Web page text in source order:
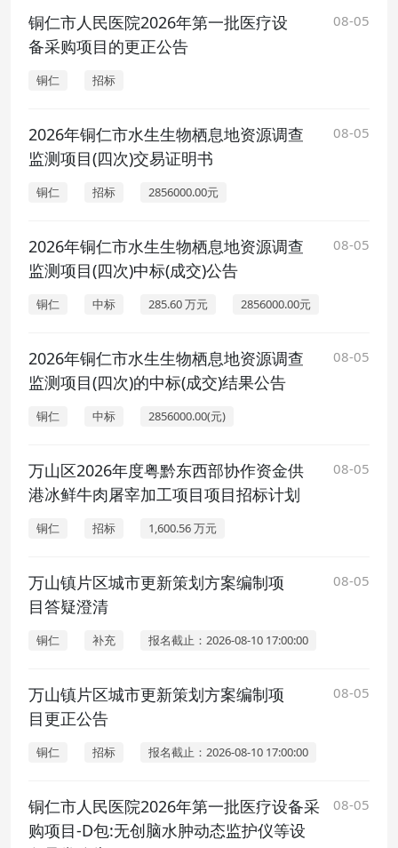
铜仁市人民医院2026年第一批医疗设
备采购项目的更正公告
08-05
铜仁 招标
2026年铜仁市水生生物栖息地资源调查
监测项目(四次)交易证明书
08-05
铜仁 招标 2856000.00元
2026年铜仁市水生生物栖息地资源调查
监测项目(四次)中标(成交)公告
08-05
铜仁 中标 285.60 万元 2856000.00元
2026年铜仁市水生生物栖息地资源调查
监测项目(四次)的中标(成交)结果公告
08-05
铜仁 中标 2856000.00(元)
万山区2026年度粤黔东西部协作资金供
港冰鲜牛肉屠宰加工项目项目招标计划
08-05
铜仁 招标 1,600.56 万元
万山镇片区城市更新策划方案编制项
目答疑澄清
08-05
铜仁 补充 报名截止：2026-08-10 17:00:00
万山镇片区城市更新策划方案编制项
目更正公告
08-05
铜仁 招标 报名截止：2026-08-10 17:00:00
铜仁市人民医院2026年第一批医疗设备采
购项目-D包:无创脑水肿动态监护仪等设
08-05